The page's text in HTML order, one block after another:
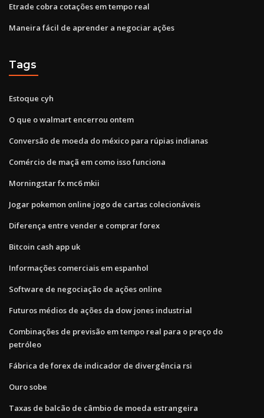
Etrade cobra cotações em tempo real
Maneira fácil de aprender a negociar ações
Tags
Estoque cyh
O que o walmart encerrou ontem
Conversão de moeda do méxico para rúpias indianas
Comércio de maçã em como isso funciona
Morningstar fx mc6 mkii
Jogar pokemon online jogo de cartas colecionáveis
Diferença entre vender e comprar forex
Bitcoin cash app uk
Informações comerciais em espanhol
Software de negociação de ações online
Futuros médios de ações da dow jones industrial
Combinações de previsão em tempo real para o preço do
petróleo
Fábrica de forex de indicador de divergência rsi
Ouro sobe
Taxas de balcão de câmbio de moeda estrangeira